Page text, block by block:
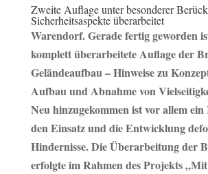
Zweite Auflage unter besonderer
Sicherheitsaspekte überarbeitet
Warendorf. Gerade fertig geworden
komplett überarbeitete Auflage der
Geländeaufbau – Hinweise zu
Aufbau und Abnahme von
Neu hinzugekommen ist vor allem
den Einsatz und die Entwicklung
Hindernisse. Die Überarbeitung der
erfolgte im Rahmen des Projekts „Mit